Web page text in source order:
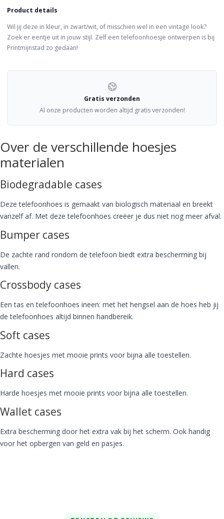
Product details
Wil jij deze in kleur, in zwart/wit, of misschien wel in een vintage look?
Zoek er eentje uit in jouw stijl. Zelf een telefoonhoesje ontwerpen is bij
Printmijnstad zo gedaan!
Gratis verzonden
Al onze producten worden altijd gratis verzonden!
Over de verschillende hoesjes
materialen
Biodegradable cases
Deze telefoonhoes is gemaakt van biologisch materiaal en breekt
vanzelf af. Met deze telefoonhoes creëer je dus niet nog meer afval.
Bumper cases
De zachte rand rondom de telefoon biedt extra bescherming bij
vallen.
Crossbody cases
Een tas en telefoonhoes ineen: met het hengsel aan de hoes heb jij
de telefoonhoes altijd binnen handbereik.
Soft cases
Zachte hoesjes met mooie prints voor bijna alle toestellen.
Hard cases
Harde hoesjes met mooie prints voor bijna alle toestellen.
Wallet cases
Extra bescherming door het extra vak bij het scherm. Ook handig
voor het opbergen van geld en pasjes.